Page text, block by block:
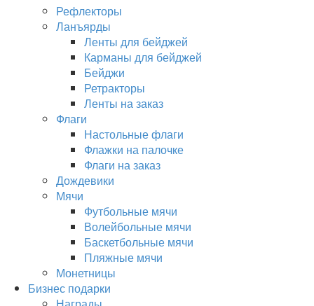
Рефлекторы
Ланъярды
Ленты для бейджей
Карманы для бейджей
Бейджи
Ретракторы
Ленты на заказ
Флаги
Настольные флаги
Флажки на палочке
Флаги на заказ
Дождевики
Мячи
Футбольные мячи
Волейбольные мячи
Баскетбольные мячи
Пляжные мячи
Монетницы
Бизнес подарки